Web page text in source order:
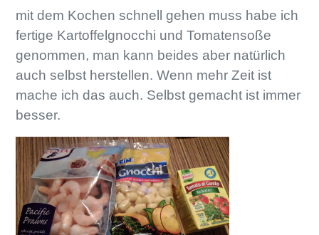
mit dem Kochen schnell gehen muss habe ich
fertige Kartoffelgnocchi und Tomatensoße
genommen, man kann beides aber natürlich
auch selbst herstellen. Wenn mehr Zeit ist
mache ich das auch. Selbst gemacht ist immer
besser.